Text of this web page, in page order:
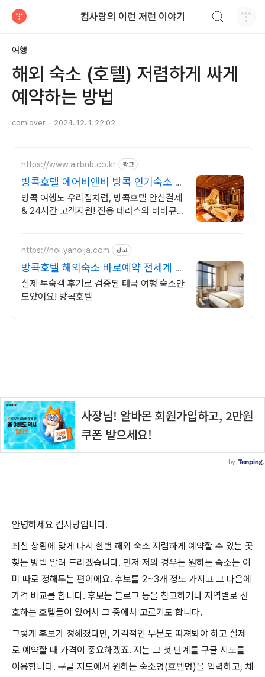
컴사랑의 이런 저런 이야기
여행
해외 숙소 (호텔) 저렴하게 싸게
예약하는 방법
comlover 2024. 12. 1. 22:02
https://www.airbnb.co.kr 광고
방콕호텔 에어비앤비 방콕 인기숙소 둘
러보기
방콕 여행도 우리집처럼, 방콕호텔 안심결제
& 24시간 고객지원! 전용 테라스와 바비큐
https://nol.yanolja.com 광고
방콕호텔 해외숙소 바로예약 전세계 인
기숙소 특가모음
실제 투숙객 후기로 검증된 태국 여행 숙소만
모았어요! 방콕호텔
안녕하세요 컴사랑입니다.
최신 상황에 맞게 다시 한번 해외 숙소 저렴하게 예약할 수 있는 곳
찾는 방법 알려 드리겠습니다. 먼저 저의 경우는 원하는 숙소는 이
미 따로 정해두는 편이에요. 후보를 2~3개 정도 가지고 그 다음에
가격 비교를 합니다. 후보는 블로그 등을 참고하거나 지역별로 선
호하는 호텔들이 있어서 그 중에서 고르기도 합니다.
그렇게 후보가 정해졌다면, 가격적인 부분도 따져봐야 하고 실제
로 예약할 때 가격이 중요하겠죠. 저는 그 첫 단계를 구글 지도를
이용합니다. 구글 지도에서 원하는 숙소명(호텔명)을 입력하고, 체